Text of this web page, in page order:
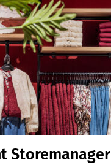
Storemanager